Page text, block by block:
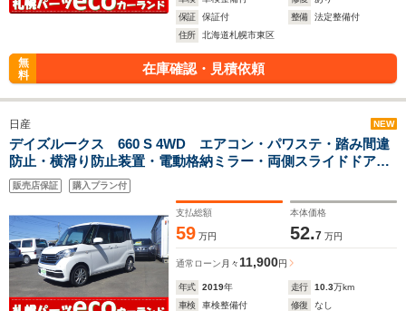
保証
保証付 整備
法定整備付
住所
北海道札幌市東区
無
料
在庫確認・見積依頼
日産 NEW
デイズルークス 660 S 4WD エアコン・パワステ・踏み間違
防止・横滑り防止装置・電動格納ミラー・両側スライドドア
ー・アイドルオフ
販売店保証 購入プラン付
支払総額
59 万円
本体価格
52.7 万円
通常ローン 月々 11,900円
年式 2019年 走行 10.3万km
車検
車検整備付 修復
なし